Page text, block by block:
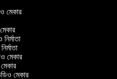
মেকার
নির্মাতা
মেকার
মেকার
মেকার